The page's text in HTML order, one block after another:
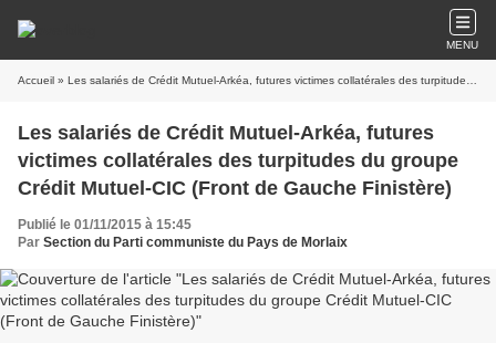
MENU
Accueil » Les salariés de Crédit Mutuel-Arkéa, futures victimes collatérales des turpitudes du groupe Crédit Mutuel-CIC (Front de Gauche Finistère)
Les salariés de Crédit Mutuel-Arkéa, futures
victimes collatérales des turpitudes du groupe
Crédit Mutuel-CIC (Front de Gauche Finistère)
Publié le 01/11/2015 à 15:45
Par Section du Parti communiste du Pays de Morlaix